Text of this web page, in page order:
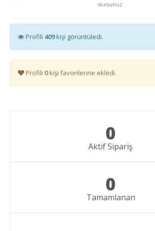
olursunuz.
Profili 409kişi görüntüledi.
Profili 0kişi favorilerine ekledi.
0
Aktif Sipariş
0
Tamamlanan